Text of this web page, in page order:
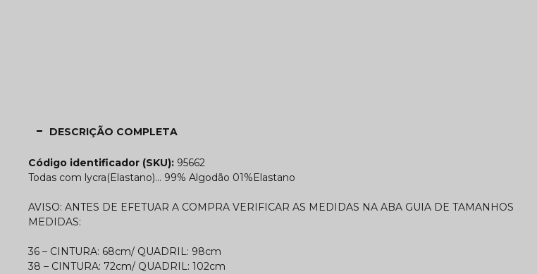
DESCRIÇÃO COMPLETA
Código identificador (SKU): 95662
Todas com lycra(Elastano)... 99% Algodão 01%Elastano
AVISO: ANTES DE EFETUAR A COMPRA VERIFICAR AS MEDIDAS NA ABA GUIA DE TAMANHOS
MEDIDAS:
36 – CINTURA: 68cm/ QUADRIL: 98cm
38 – CINTURA: 72cm/ QUADRIL: 102cm